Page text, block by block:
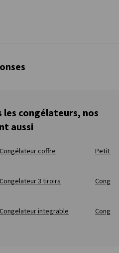
les congélateurs, nos
aussi
Congélateur coffre Petit
Congelateur 3 tiroirs
Congelateur integrable